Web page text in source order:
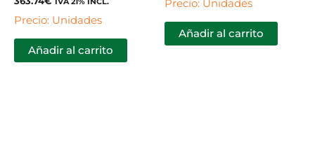
IVA 21% INCL.
Precio: Unidades
Añadir al carrito
Precio: Unidades
Añadir al carrito